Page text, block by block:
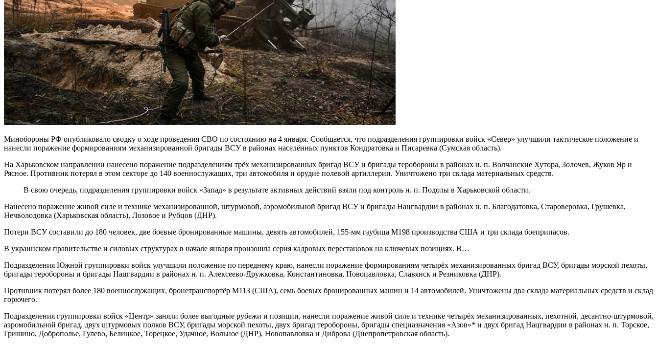
Минобороны РФ опубликовало сводку о ходе проведения СВО по состоянию на 4 января. Сообщается, что подразделения группировки войск «Север» улучшили тактическое положение и
нанесли поражение формированиям механизированной бригады ВСУ в районах населённых пунктов Кондратовка и Писаревка (Сумская область).
На Харьковском направлении нанесено поражение подразделениям трёх механизированных бригад ВСУ и бригады теробороны в районах н. п. Волчанские Хутора, Золочев, Жуков Яр и
Рясное. Противник потерял в этом секторе до 140 военнослужащих, три автомобиля и орудие полевой артиллерии. Уничтожено три склада материальных средств.
В свою очередь, подразделения группировки войск «Запад» в результате активных действий взяли под контроль н. п. Подолы в Харьковской области.
Нанесено поражение живой силе и технике механизированной, штурмовой, аэромобильной бригад ВСУ и бригады Нацгвардии в районах н. п. Благодатовка, Староверовка, Грушевка,
Нечволодовка (Харьковская область), Лозовое и Рубцов (ДНР).
Потери ВСУ составили до 180 человек, две боевые бронированные машины, девять автомобилей, 155-мм гаубица M198 производства США и три склада боеприпасов.
В украинском правительстве и силовых структурах в начале января произошла серия кадровых перестановок на ключевых позициях. В…
Подразделения Южной группировки войск улучшили положение по переднему краю, нанесли поражение формированиям четырёх механизированных бригад ВСУ, бригады морской пехоты,
бригады теробороны и бригады Нацгвардии в районах н. п. Алексеево-Дружковка, Константиновка, Новопавловка, Славянск и Резниковка (ДНР).
Противник потерял более 180 военнослужащих, бронетранспортёр M113 (США), семь боевых бронированных машин и 14 автомобилей. Уничтожены два склада материальных средств и склад
горючего.
Подразделения группировки войск «Центр» заняли более выгодные рубежи и позиции, нанесли поражение живой силе и технике четырёх механизированных, пехотной, десантно-штурмовой,
аэромобильной бригад, двух штурмовых полков ВСУ, бригады морской пехоты, двух бригад теробороны, бригады спецназначения «Азов»* и двух бригад Нацгвардии в районах н. п. Торское,
Гришино, Доброполье, Гулево, Белицкое, Торецкое, Удачное, Вольное (ДНР), Новопавловка и Диброва (Днепропетровская область).